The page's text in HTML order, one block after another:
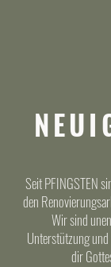
Seit PFINGSTEN
den
Wir sind
Unterstützung
dir